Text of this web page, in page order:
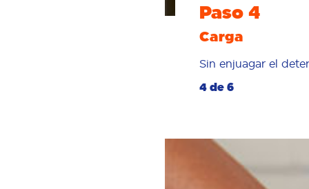
Paso 4
Carga
Sin enjuagar el
4 de 6